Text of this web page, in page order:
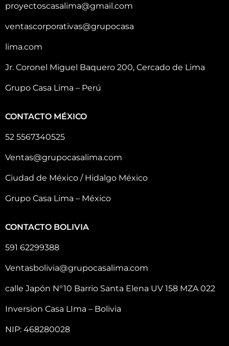
proyectoscasalima@gmail.com
ventascorporativas@grupocasa
lima.com
Jr. Coronel Miguel Baquero 200, Cercado de Lima
Grupo Casa Lima – Perú
CONTACTO MÉXICO
52 5567340525
Ventas@grupocasalima.com
Ciudad de México / Hidalgo México
Grupo Casa Lima – México
CONTACTO BOLIVIA
591 62299388
Ventasbolivia@grupocasalima.com
calle Japón N°10 Barrio Santa Elena UV 158 MZA 022
Inversion Casa LIma – Bolivia
NIP: 468280028